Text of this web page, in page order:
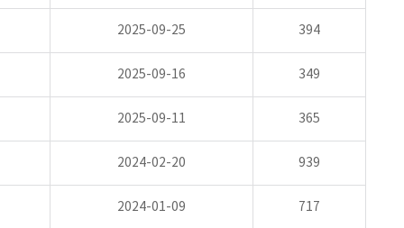
2025-09-25 394
2025-09-16 349
2025-09-11 365
2024-02-20 939
2024-01-09 717